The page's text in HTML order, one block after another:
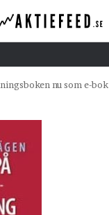
nu som e-bok